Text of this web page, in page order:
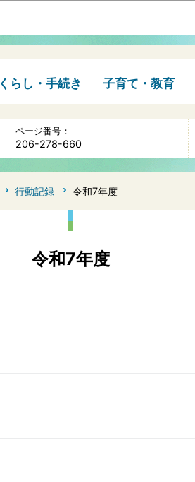
くらし・手続き 子育て・教育
ページ番号：
206-278-660
行動記録 令和7年度
令和7年度